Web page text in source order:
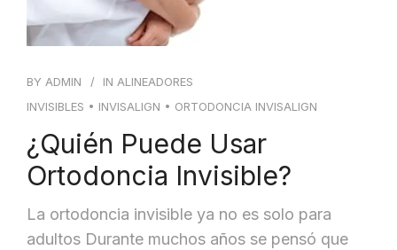
BY ADMIN IN ALINEADORES
INVISIBLES • INVISALIGN • ORTODONCIA INVISALIGN
¿Quién Puede Usar
Ortodoncia Invisible?
La ortodoncia invisible ya no es solo para
adultos Durante muchos años se pensó que